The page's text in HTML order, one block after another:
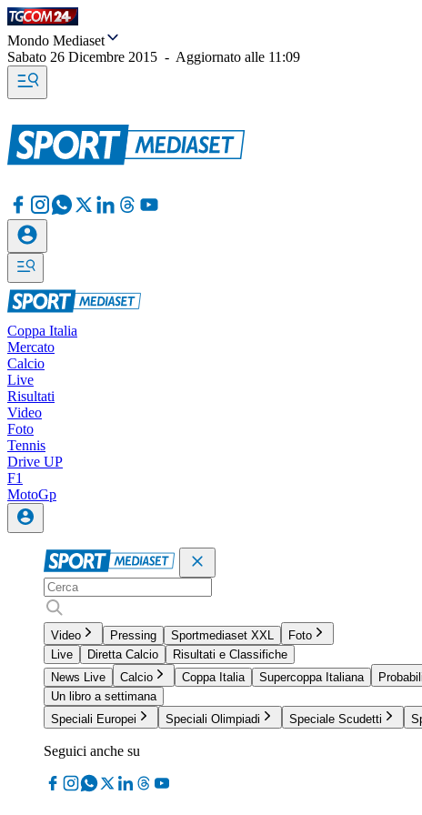
Mondo Mediaset
Sabato 26 Dicembre 2015 - Aggiornato alle 11:09
Coppa Italia
Mercato
Calcio
Live
Risultati
Video
Foto
Tennis
Drive UP
F1
MotoGp
Video Pressing Sportmediaset XXL
Foto
Live
Diretta Calcio
Risultati e Classifiche
News Live
Calcio Coppa Italia Supercoppa Italiana
Un libro a settimana
Speciali Europei
Speciali Olimpiadi Speciale Scudetti
Seguici anche su